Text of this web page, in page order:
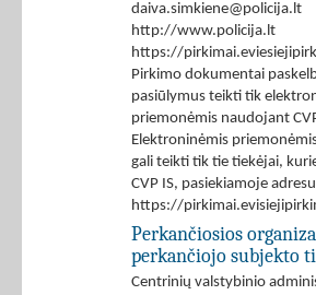
daiva.simkiene@policija.lt
http://www.policija.lt
https://
Pirkimo dokumentai
pasiūlymus teikti tik
priemonėmis naudojant
Elektroninėmis
gali teikti tik tie tiekėjai,
CVP IS, pasiekiamoje
https://
Perkančiosios
perkančiojo subjekto
Centrinių valstybinio